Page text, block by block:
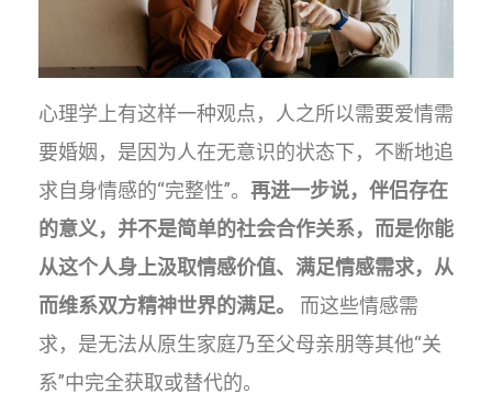
心理学上有这样一种观点，人之所以需要爱情需
要婚姻，是因为人在无意识的状态下，不断地追
求自身情感的“完整性”。 再进一步说，伴侣存在
的意义，并不是简单的社会合作关系，而是你能
从这个人身上汲取情感价值、满足情感需求，从
而维系双方精神世界的满足。
而这些情感需
求，是无法从原生家庭乃至父母亲朋等其他“关
系”中完全获取或替代的。